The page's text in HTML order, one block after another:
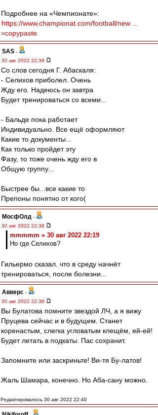
Подробнее на «Чемпионате»:
https://www.championat.com/football/new ...
=copypaste
SAS -
30 авг 2022 22:39
Со слов сегодня Г. Абаскаля:
- Селихов приболел. Очень
Жду его. Надеюсь он завтра
Будет тренироваться со всеми...
- Бальде пока работает
Индивидуально. Все ещё оформляют
Какие то документы...
Как только пройдет эту
Фазу, то тоже очень жду его в
Общую группу...
Быстрее бы...все какие то
Препоны понятно от кого(
МосфОлд -
30 авг 2022 22:38
mmmmm » 30 авг 2022 22:19
Но где Селихов?
Гильермо сказал. что в среду начнёт
тренироваться, после болезни...
Авверс -
30 авг 2022 22:38
Вы Булатова помните звездой ЛЧ, а я вижу
Пруцева сейчас и в будущем. Станет
коренастым, слегка угловатым клещём, ей-ей!
Будет летать в подкаты. Пас сохранит.
Запомните или заскриньте! Ви-тя Бу-латов!
Жаль Шамара, конечно. Но Аба-сану можно.
Редактировалось 30 авг 2022 22:40